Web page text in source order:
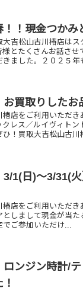
！現金つかみ
吉松山古川椿店は
とたくさんお話さ
きました。２０２５
お買取りした
椿店をご利用いただ
レス／ルイヴィト
ひ！買取大吉松山古川
3/1(日)～3/31(
椿店をご利用いただ
としまして現金が当
ご参加いただけ...
ロンジン時計/